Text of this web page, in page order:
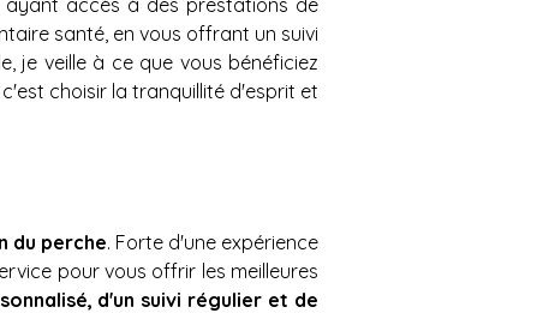
accès à des prestations de
santé, en vous offrant un suivi
je veille à ce que vous bénéficiez
choisir la tranquillité d'esprit et
du perche. Forte d'une expérience
pour vous offrir les meilleures
d'un suivi régulier et de